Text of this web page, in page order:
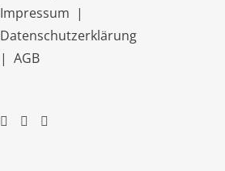
Impressum |
Datenschutzerklärung
| AGB